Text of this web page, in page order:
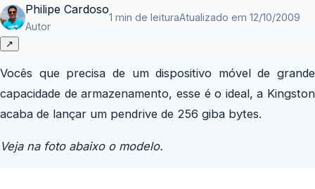
Philipe Cardoso
Autor
1 min de leituraAtualizado em 12/10/2009
↗
Vocês que precisa de um dispositivo móvel de grande
capacidade de armazenamento, esse é o ideal, a Kingston
acaba de lançar um pendrive de 256 giba bytes.
Veja na foto abaixo o modelo.